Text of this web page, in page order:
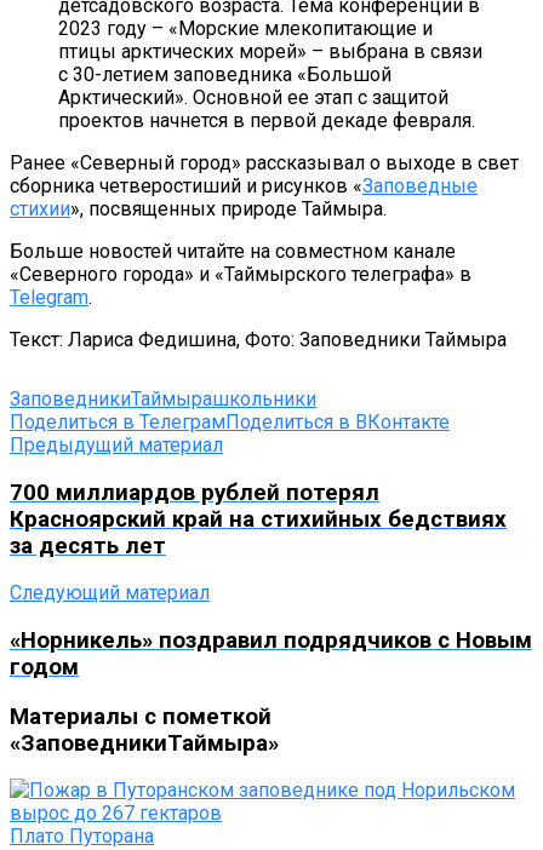
детсадовского возраста. Тема конференции в
2023 году – «Морские млекопитающие и
птицы арктических морей» – выбрана в связи
с 30-летием заповедника «Большой
Арктический». Основной ее этап с защитой
проектов начнется в первой декаде февраля.
Ранее «Северный город» рассказывал о выходе в свет
сборника четверостиший и рисунков «Заповедные
стихии», посвященных природе Таймыра.
Больше новостей читайте на совместном канале
«Северного города» и «Таймырского телеграфа» в
Telegram.
Текст: Лариса Федишина, Фото: Заповедники Таймыра
ЗаповедникиТаймырашкольники
Поделиться в ТелеграмПоделиться в ВКонтакте
Предыдущий материал
700 миллиардов рублей потерял
Красноярский край на стихийных бедствиях
за десять лет
Следующий материал
«Норникель» поздравил подрядчиков с Новым
годом
Материалы с пометкой
«ЗаповедникиТаймыра»
Плато Путорана